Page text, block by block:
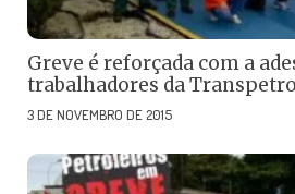
Greve é reforçada com a
trabalhadores da Transpetro
3 DE NOVEMBRO DE 2015